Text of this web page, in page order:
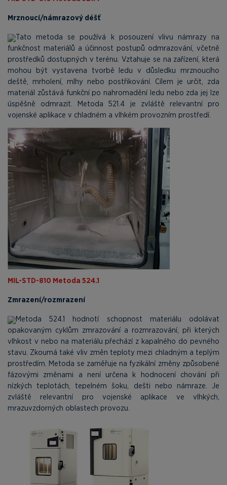
Mrznoucí/námrazový déšť
Tato metoda se používá k posouzení vlivu námrazy na
funkčnost materiálů a účinnost postupů odmrazování, včetně
prostředků dostupných v terénu. Vztahuje se na zařízení, která
mohou být vystavena tvorbě ledu v důsledku mrznoucího
deště, mrholení, mlhy nebo postřikování. Cílem je určit, zda
materiál zůstává funkční po nahromadění ledu nebo zda jej lze
úspěšně odmrazit. Metoda 521.4 je zvláště relevantní pro
vojenské aplikace v chladném a vlhkém provozním prostředí.
MIL-STD-810 Metoda 524.1
Zmrazení/rozmrazení
Metoda 524.1 hodnotí schopnost materiálu odolávat
opakovaným cyklům zmrazování a rozmrazování, při kterých
vlhkost v nebo na materiálu přechází z kapalného do pevného
stavu. Zkoumá také vliv změn teploty mezi chladným a teplým
prostředím. Metoda se zaměřuje na fyzikální změny způsobené
fázovými změnami a není určena k hodnocení chování při
nízkých teplotách, tepelném šoku, dešti nebo námraze. Je
zvláště relevantní pro vojenské aplikace ve vlhkých,
mrazuvzdorných oblastech provozu.